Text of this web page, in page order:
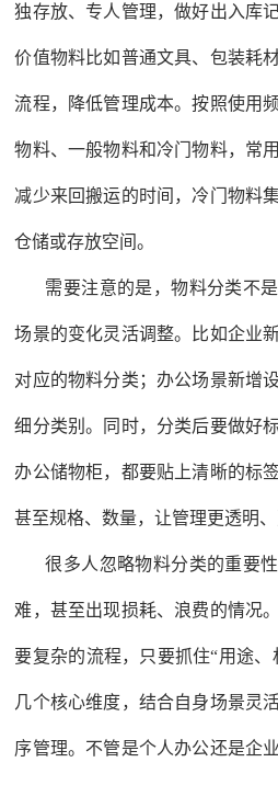
独存放、专人管理，做好出入库
价值物料比如普通文具、包装耗
流程，降低管理成本。按照使用
物料、一般物料和冷门物料，常
减少来回搬运的时间，冷门物料
仓储或存放空间。
需要注意的是，物料分类不
场景的变化灵活调整。比如企业
对应的物料分类；办公场景新增
细分类别。同时，分类后要做好
办公储物柜，都要贴上清晰的标
甚至规格、数量，让管理更透明、
很多人忽略物料分类的重要
难，甚至出现损耗、浪费的情况
要复杂的流程，只要抓住“用途
几个核心维度，结合自身场景灵
序管理。不管是个人办公还是企